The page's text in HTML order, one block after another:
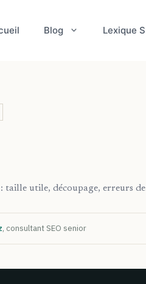
Blog Lexique
taille utile, découpage, erreurs
, consultant SEO senior